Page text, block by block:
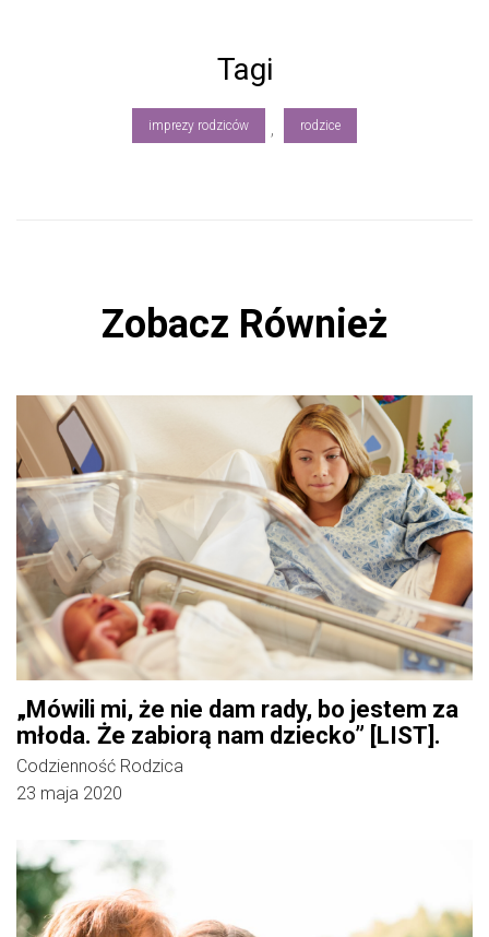
Tagi
imprezy rodziców , rodzice
Zobacz Również
„Mówili mi, że nie dam rady, bo jestem za
młoda. Że zabiorą nam dziecko” [LIST].
Codzienność Rodzica
23 maja 2020